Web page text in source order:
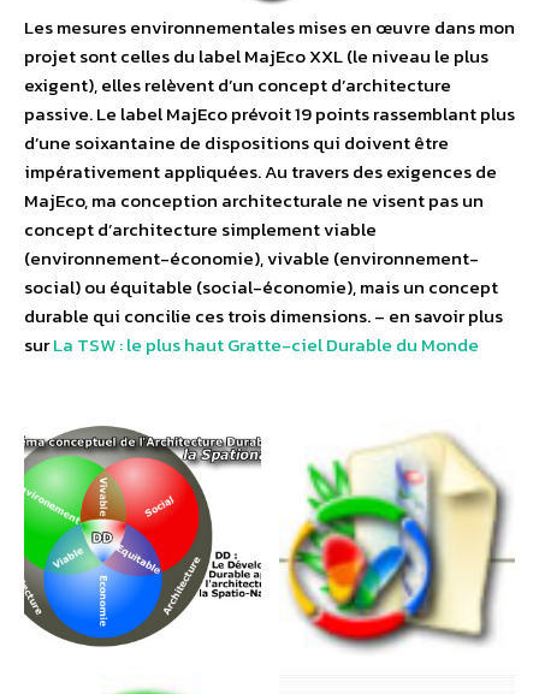
Les mesures environnementales mises en œuvre dans mon
projet sont celles du label MajEco XXL (le niveau le plus
exigent), elles relèvent d’un concept d’architecture
passive. Le label MajEco prévoit 19 points rassemblant plus
d’une soixantaine de dispositions qui doivent être
impérativement appliquées. Au travers des exigences de
MajEco, ma conception architecturale ne visent pas un
concept d’architecture simplement viable
(environnement-économie), vivable (environnement-
social) ou équitable (social-économie), mais un concept
durable qui concilie ces trois dimensions. – en savoir plus
surLa TSW : le plus haut Gratte-ciel Durable du Monde